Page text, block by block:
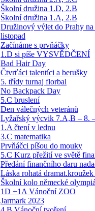
Školní družina 1.D, 2.B
Školní družina 1.A, 2.B
Družinový výlet do Prahy
listopad
Začínáme s prvňáčky
1.D si píše VYSVĚDČENÍ
Bad Hair Day
Čtvrťáci talentíci a berušky
5. třídy turnaj florbal
No Backpack Day
5.C bruslení
Den válečných veteránů
Lyžařský výcvik 7.A,B – 8.
1.A čtení v lednu
3.C matematika
Prvňáčci píšou do mouky
5.C Kurz přežití ve světě
Předání finančního daru
Láska rohatá
Školní kolo německé
1D +1A Vánoční ZOO
Jarmark 2023